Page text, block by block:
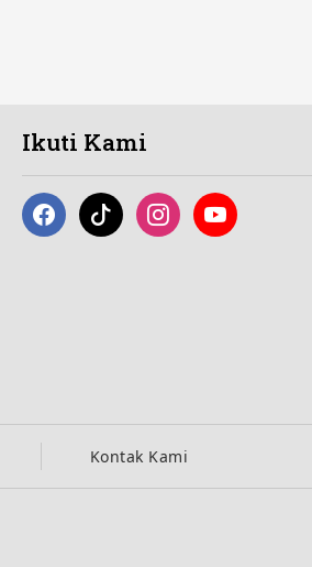
Ikuti Kami
Kontak Kami